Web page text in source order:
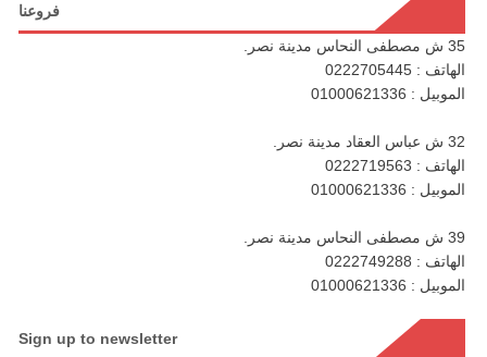
فروعنا
35 ش مصطفى النحاس مدينة نصر.
الهاتف : 0222705445
الموبيل : 01000621336
32 ش عباس العقاد مدينة نصر.
الهاتف : 0222719563
الموبيل : 01000621336
39 ش مصطفى النحاس مدينة نصر.
الهاتف : 0222749288
الموبيل : 01000621336
Sign up to newsletter